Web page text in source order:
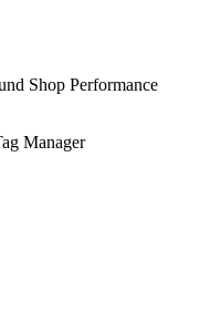
Shop Performance
Manager